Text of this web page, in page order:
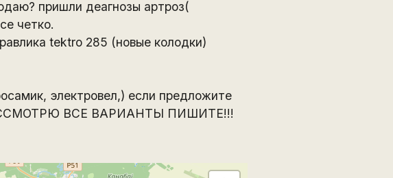
пришли деагнозы артроз(
четко.
tektro 285 (новые колодки)
электровел,) если предложите
РАССМОТРЮ ВСЕ ВАРИАНТЫ ПИШИТЕ!!!